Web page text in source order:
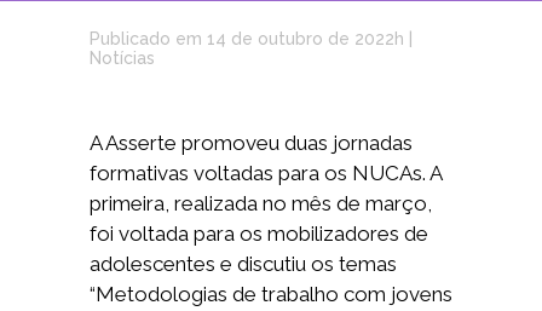
Publicado em 14 de outubro de 2022h
Notícias
A Asserte promoveu duas jornadas
formativas voltadas para os NUCAs. A
primeira, realizada no mês de março,
foi voltada para os mobilizadores de
adolescentes e discutiu os temas
“Metodologias de trabalho com jovens